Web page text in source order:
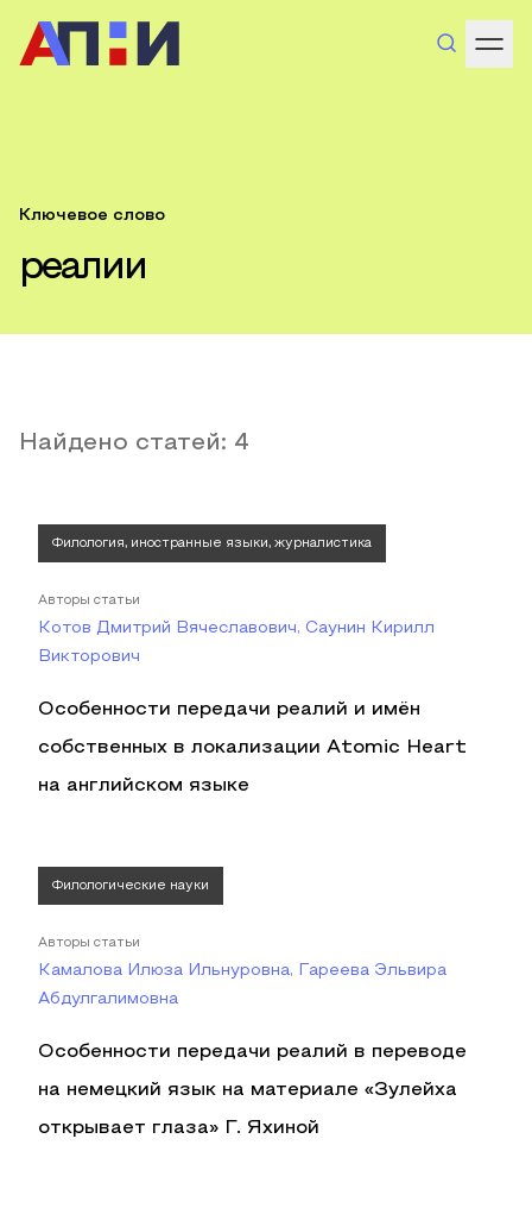
Ключевое слово
реалии
Найдено статей: 4
Филология, иностранные языки, журналистика
Авторы статьи
Котов Дмитрий Вячеславович, Саунин Кирилл
Викторович
Особенности передачи реалий и имён
собственных в локализации Atomic Heart
на английском языке
Филологические науки
Авторы статьи
Камалова Илюза Ильнуровна, Гареева Эльвира
Абдулгалимовна
Особенности передачи реалий в переводе
на немецкий язык на материале «Зулейха
открывает глаза» Г. Яхиной